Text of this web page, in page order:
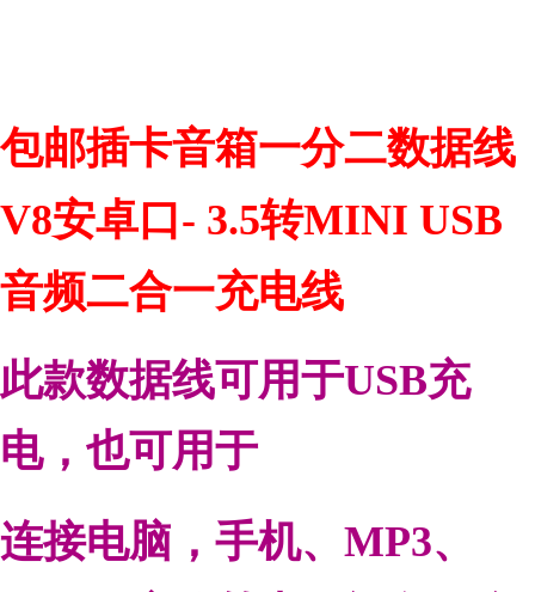
包邮插卡音箱一分二数据线
V8安卓口- 3.5转MINI USB
音频二合一充电线
此款数据线可用于USB充
电，也可用于
连接电脑，手机、MP3、